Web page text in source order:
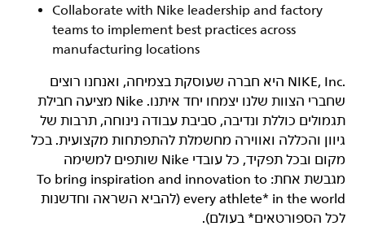
Collaborate with Nike leadership and factory
teams to implement best practices across
manufacturing locations
‏NIKE, Inc.‎ היא חברה שעוסקת בצמיחה, ואנחנו רוצים
שחברי הצוות שלנו יצמחו יחד איתנו. Nike מציעה חבילת
תגמולים כוללת ונדיבה, סביבת עבודה נינוחה, תרבות של
גיוון והכללה ואווירה מחשמלת להתפתחות מקצועית. בכל
מקום ובכל תפקיד, כל עובדי Nike שותפים למשימה
מגבשת אחת: To bring inspiration and innovation to
every athlete* in the world (להביא השראה וחדשנות
לכל הספורטאים* בעולם).